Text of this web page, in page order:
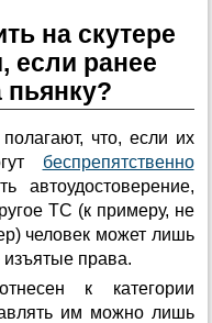
на скутере
если ранее
что, если их
беспрепятственно
автоудостоверение,
ТС (к примеру, не
человек может лишь
изъятые права.
к категории
им можно лишь